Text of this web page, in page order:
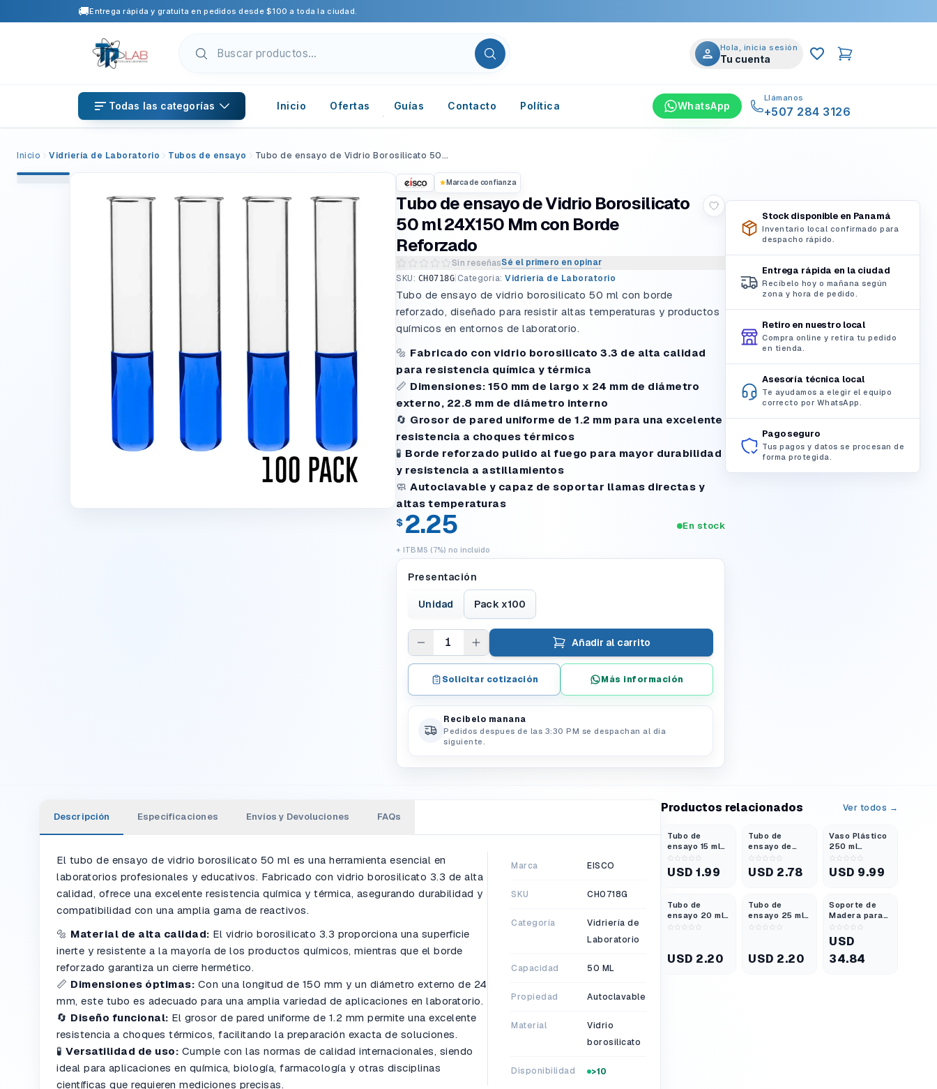
🚚Entrega rápida y gratuita en pedidos desde $100 a toda la ciudad.
Hola, inicia sesión
Tu cuenta
Todas las categorías Inicio Ofertas Guías Contacto Política WhatsApp
Llámanos
+507 284 3126
Inicio Vidriería de Laboratorio Tubos de ensayo Tubo de ensayo de Vidrio Borosilicato 50 ml 24X150 Mm con Borde Reforzado
Marca de confianza
Tubo de ensayo de Vidrio Borosilicato
50 ml 24X150 Mm con Borde
Reforzado
Sin reseñasSé el primero en opinar
Escribir una reseña del producto
SKU: CH0718G Categoría:Vidriería de Laboratorio
Tubo de ensayo de vidrio borosilicato 50 ml con borde
reforzado, diseñado para resistir altas temperaturas y productos
químicos en entornos de laboratorio.
🔩 Fabricado con vidrio borosilicato 3.3 de alta calidad
para resistencia química y térmica
📏 Dimensiones: 150 mm de largo x 24 mm de diámetro
externo, 22.8 mm de diámetro interno
🔄 Grosor de pared uniforme de 1.2 mm para una excelente
resistencia a choques térmicos
🧪 Borde reforzado pulido al fuego para mayor durabilidad
y resistencia a astillamientos
🧼Autoclavable y capaz de soportar llamas directas y
altas temperaturas
$ 2.25
+ ITBMS (7%) no incluido
En stock
Presentación
Unidad Pack x100
1 Añadir al carrito
Solicitar cotización Más información
Recibelo manana
Pedidos despues de las 3:30 PM se despachan al dia
siguiente.
Stock disponible en Panamá
Inventario local confirmado para
despacho rápido.
Entrega rápida en la ciudad
Recíbelo hoy o mañana según
zona y hora de pedido.
Retiro en nuestro local
Compra online y retira tu pedido
en tienda.
Asesoría técnica local
Te ayudamos a elegir el equipo
correcto por WhatsApp.
Pago seguro
Tus pagos y datos se procesan de
forma protegida.
Descripción Especificaciones Envíos y Devoluciones FAQs
El tubo de ensayo de vidrio borosilicato 50 ml es una herramienta esencial en
laboratorios profesionales y educativos. Fabricado con vidrio borosilicato 3.3 de alta
calidad, ofrece una excelente resistencia química y térmica, asegurando durabilidad y
compatibilidad con una amplia gama de reactivos.
🔩 Material de alta calidad: El vidrio borosilicato 3.3 proporciona una superficie
inerte y resistente a la mayoría de los productos químicos, mientras que el borde
reforzado garantiza un cierre hermético.
📏 Dimensiones óptimas: Con una longitud de 150 mm y un diámetro externo de 24
mm, este tubo es adecuado para una amplia variedad de aplicaciones en laboratorio.
🔄 Diseño funcional: El grosor de pared uniforme de 1.2 mm permite una excelente
resistencia a choques térmicos, facilitando la preparación exacta de soluciones.
🧪 Versatilidad de uso: Cumple con las normas de calidad internacionales, siendo
ideal para aplicaciones en química, biología, farmacología y otras disciplinas
científicas que requieren mediciones precisas.
Marca EISCO
SKU CH0718G
Categoría
Vidriería de
Laboratorio
Capacidad 50 ML
Propiedad Autoclavable
Material
Vidrio
borosilicato
Disponibilidad >10
Productos relacionados Ver todos →
Tubo de
ensayo 15 ml
Vidrio
Borosilicato
3.3 | Unidad /
USD 1.99
Tubo de
ensayo de
Vidrio 85 ml
25×250 Mm
con Borde
USD 2.78
Vaso Plástico
250 ml
Polipropileno
Graduado
USD 9.99
Tubo de
ensayo 20 ml
16 × 150 Mm
USD 2.20
Tubo de
ensayo 25 ml
18X150 Mm
USD 2.20
Soporte de
Madera para
Tubo de
ensayo – 13
Posiciones
USD
34.84